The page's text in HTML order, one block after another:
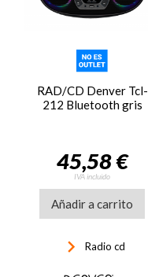
RAD/CD Denver Tcl-
212 Bluetooth gris
45,58 €
IVA incluido
Añadir a carrito
keyboard_arrow_right Radio cd